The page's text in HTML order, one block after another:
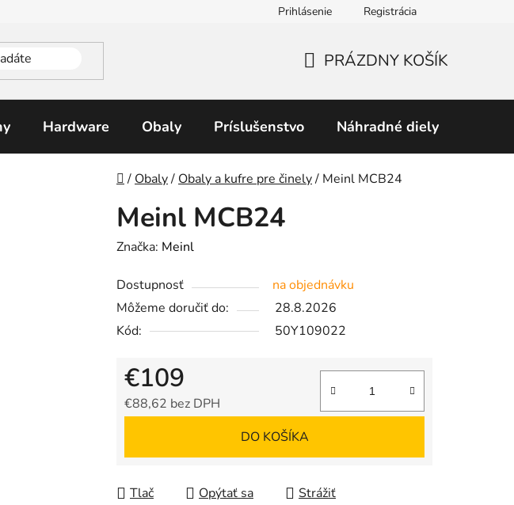
Obchodné podmienky Predávané značky
Prihlásenie Registrácia
KOŠÍK
PRÁZDNY KOŠÍK
Hardware Obaly Príslušenstvo Náhradné diely
Domov
/ Obaly/ Obaly a kufre pre činely/ Meinl MCB24
Meinl MCB24
Značka: Meinl
Dostupnosť
na objednávku
Môžeme doručiť do:
28.8.2026
Kód:
50Y109022
€109
€88,62 bez DPH
DO KOŠÍKA
Tlač Opýtať sa
Strážiť